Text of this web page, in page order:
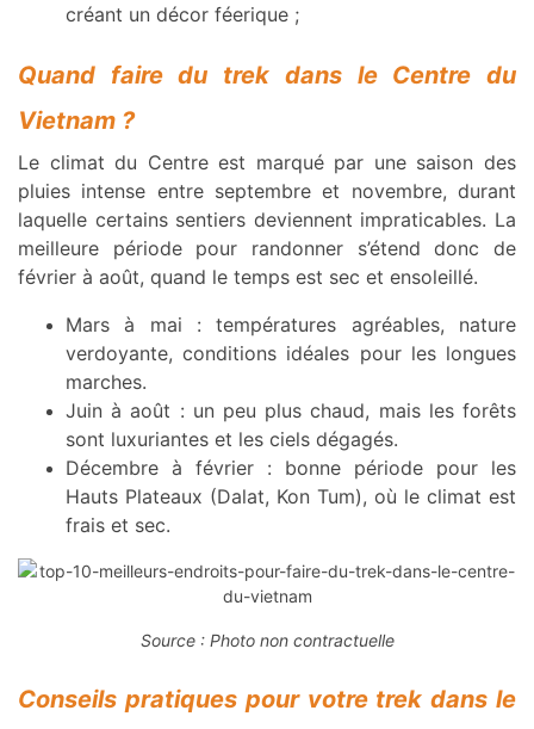
créant un décor féerique ;
Quand faire du trek dans le Centre du
Vietnam ?
Le climat du Centre est marqué par une saison des
pluies intense entre septembre et novembre, durant
laquelle certains sentiers deviennent impraticables. La
meilleure période pour randonner s’étend donc de
février à août, quand le temps est sec et ensoleillé.
Mars à mai : températures agréables, nature
verdoyante, conditions idéales pour les longues
marches.
Juin à août : un peu plus chaud, mais les forêts
sont luxuriantes et les ciels dégagés.
Décembre à février : bonne période pour les
Hauts Plateaux (Dalat, Kon Tum), où le climat est
frais et sec.
Source : Photo non contractuelle
Conseils pratiques pour votre trek dans le